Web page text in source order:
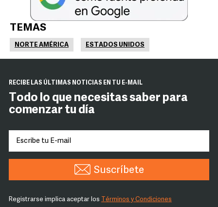
TEMAS
NORTE AMÉRICA ESTADOS UNIDOS
RECIBE LAS ÚLTIMAS NOTICIAS EN TU E-MAIL
Todo lo que necesitas saber para
comenzar tu día
Suscríbete
Registrarse implica aceptar los Términos y Condiciones